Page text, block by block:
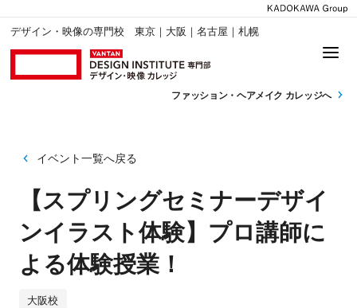
デザイン・映像の専門校 東京｜大阪｜名古屋｜札幌
ファッション・ ヘアメイク カレッジへ
イベント一覧へ戻る
【スプリングセミナーデザイ
ンイラスト体験】プロ講師に
よる体験授業！
大阪校